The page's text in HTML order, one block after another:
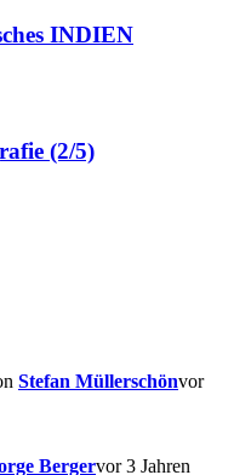
INDIEN
(2/5)
Stefan Müllerschönvor
Bergervor 3 Jahren